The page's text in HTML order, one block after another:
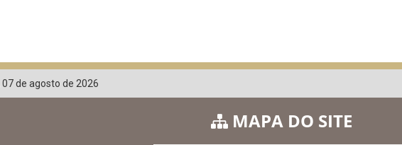
07 de agosto de 2026
MAPA DO SITE